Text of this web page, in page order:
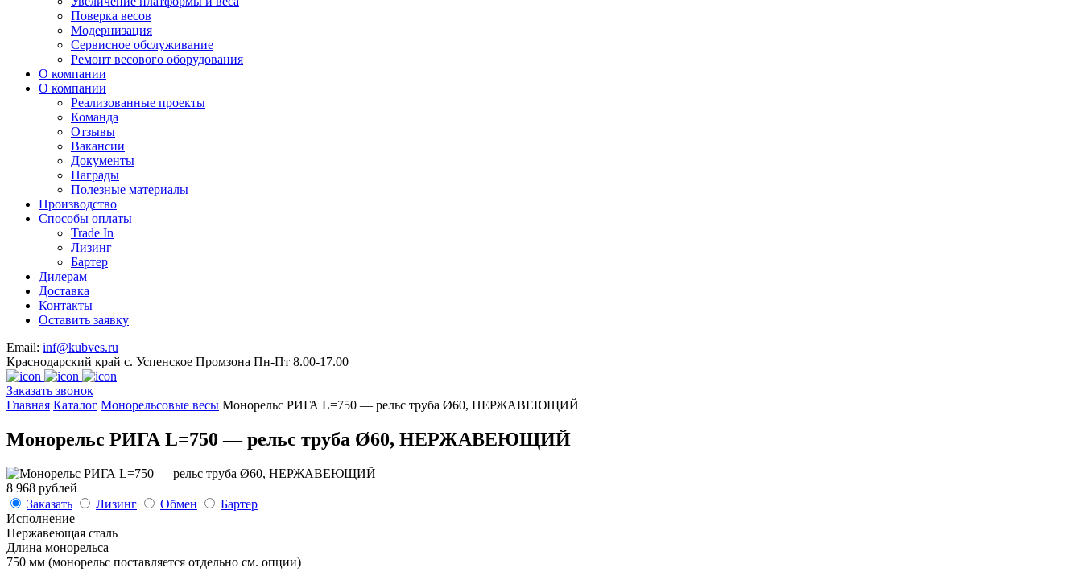
Поверка весов
Модернизация
Сервисное обслуживание
Ремонт весового оборудования
О компании
О компании
Реализованные проекты
Команда
Отзывы
Вакансии
Документы
Награды
Полезные материалы
Производство
Способы оплаты
Trade In
Лизинг
Бартер
Дилерам
Доставка
Контакты
Оставить заявку
Email: inf@kubves.ru
Краснодарский край с. Успенское Промзона Пн-Пт 8.00-17.00
Заказать звонок
Главная Каталог Монорельсовые весы Монорельс РИГА L=750 — рельс труба Ø60, НЕРЖАВЕЮЩИЙ
Монорельс РИГА L=750 — рельс труба Ø60, НЕРЖАВЕЮЩИЙ
8 968 рублей
Заказать
Лизинг Обмен
Бартер
Исполнение
Нержавеющая сталь
Длина монорельса
750 мм (монорельс поставляется отдельно см. опции)